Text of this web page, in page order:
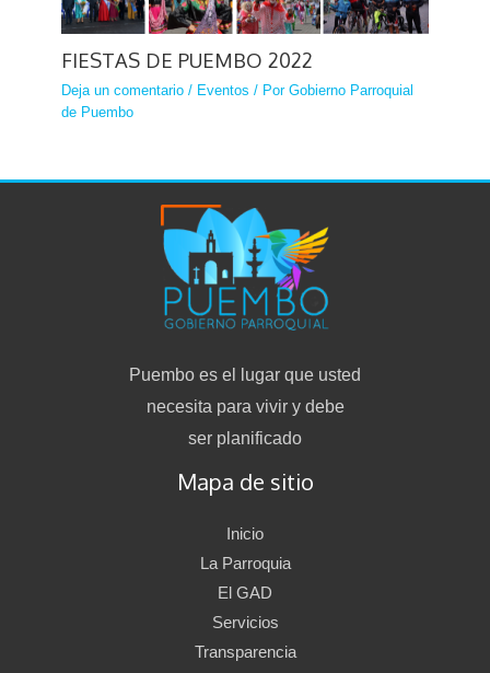
FIESTAS DE PUEMBO 2022
Deja un comentario / Eventos / PorGobierno Parroquial
de Puembo
Puembo es el lugar que usted
necesita para vivir y debe
ser planificado
Mapa de sitio
Inicio
La Parroquia
El GAD
Servicios
Transparencia